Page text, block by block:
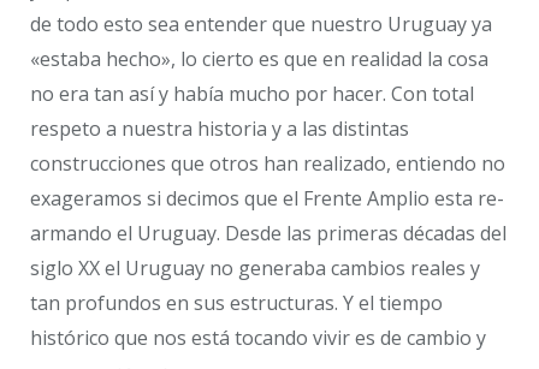
de todo esto sea entender que nuestro Uruguay ya
«estaba hecho», lo cierto es que en realidad la cosa
no era tan así y había mucho por hacer. Con total
respeto a nuestra historia y a las distintas
construcciones que otros han realizado, entiendo no
exageramos si decimos que el Frente Amplio esta re-
armando el Uruguay. Desde las primeras décadas del
siglo XX el Uruguay no generaba cambios reales y
tan profundos en sus estructuras. Y el tiempo
histórico que nos está tocando vivir es de cambio y